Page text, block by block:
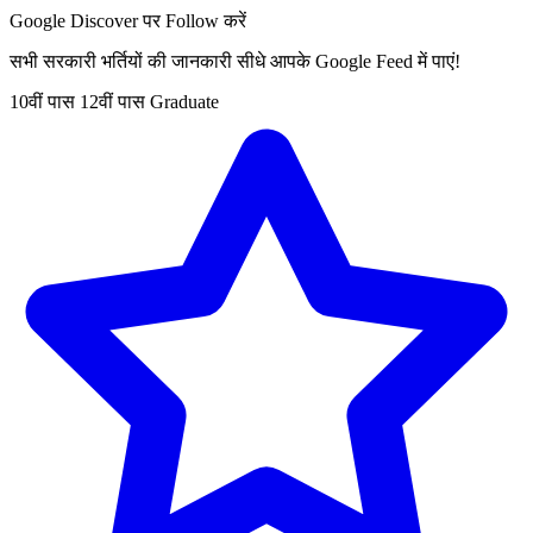
Google Discover पर Follow करें
सभी सरकारी भर्तियों की जानकारी सीधे आपके Google Feed में पाएं!
10वीं पास 12वीं पास Graduate